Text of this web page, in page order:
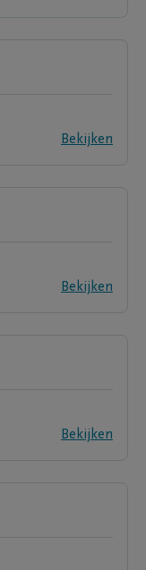
Bekijken
Bekijken
Bekijken